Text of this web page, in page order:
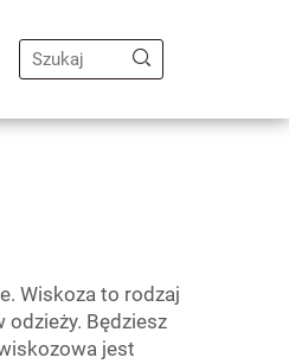
Wiskoza to rodzaj
odzieży. Będziesz
jest